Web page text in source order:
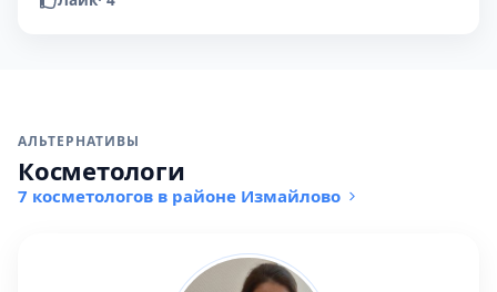
АЛЬТЕРНАТИВЫ
Косметологи
7 косметологов в районе Измайлово